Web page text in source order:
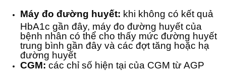
Máy đo đường huyết: khi không có kết quả
HbA1c gần đây, máy đo đường huyết của
bệnh nhân có thể cho thấy mức đường huyết
trung bình gần đây và các đợt tăng hoặc hạ
đường huyết
CGM: các chỉ số hiện tại của CGM từ AGP